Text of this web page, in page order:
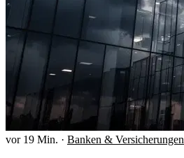
vor 19 Min. · Banken & Versicherungen